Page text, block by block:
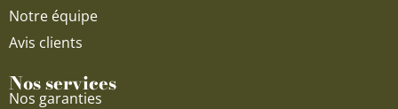
Notre équipe
Avis clients
Nos services
Nos garanties